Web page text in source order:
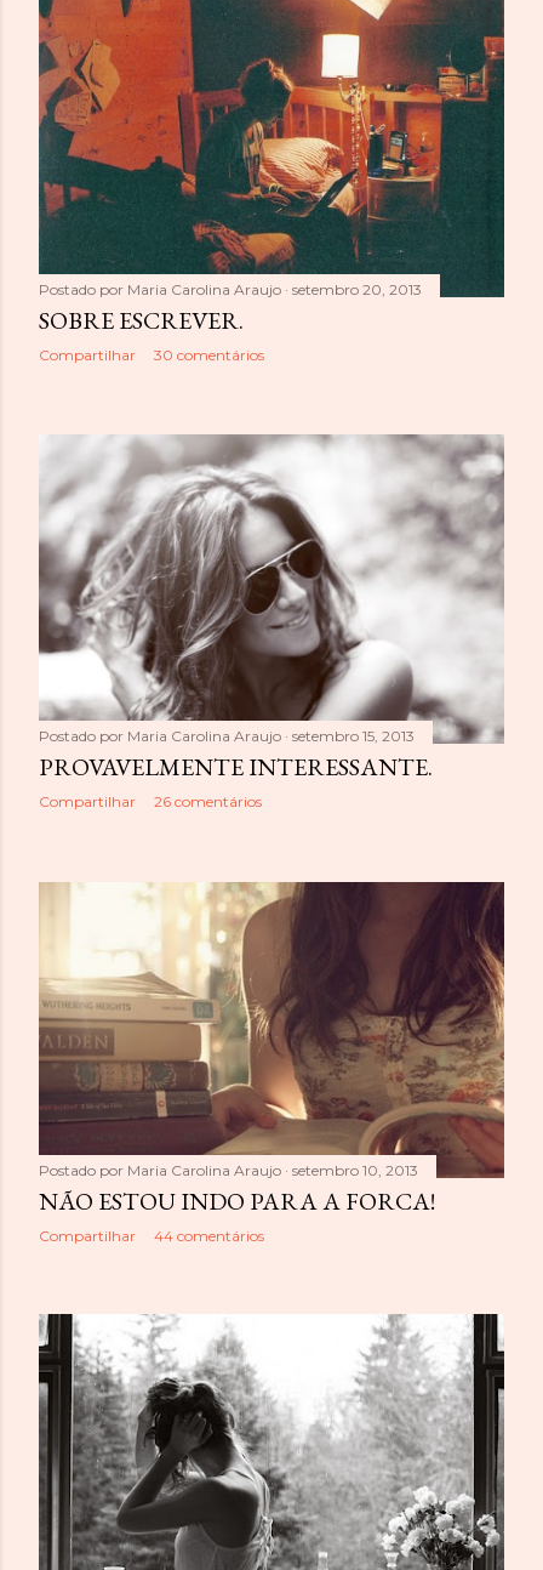
Postado por Maria Carolina Araujo setembro 20, 2013
SOBRE ESCREVER.
Compartilhar 30 comentários
Postado por Maria Carolina Araujo setembro 15, 2013
PROVAVELMENTE INTERESSANTE.
Compartilhar 26 comentários
Postado por Maria Carolina Araujo setembro 10, 2013
NÃO ESTOU INDO PARA A FORCA!
Compartilhar 44 comentários